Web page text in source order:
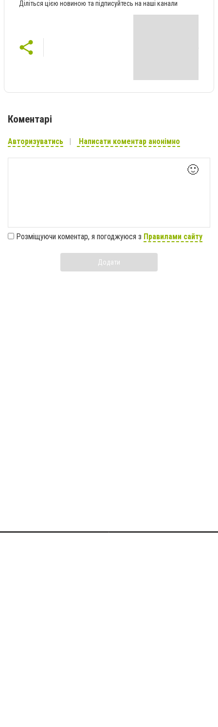
Діліться цією новиною та підписуйтесь на наші канали
Коментарі
Авторизуватись Написати коментар анонімно
🙂
Розміщуючи коментар, я погоджуюся з Правилами сайту
Додати